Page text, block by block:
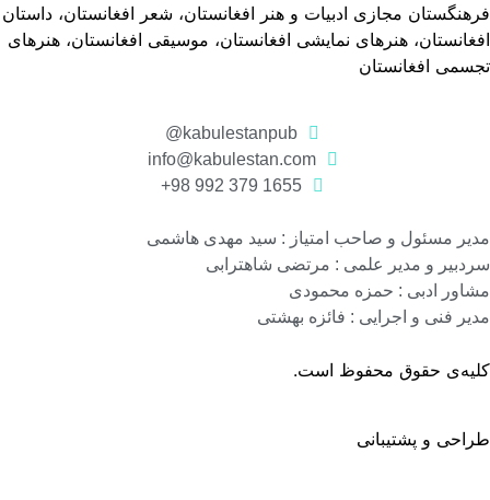
مجازی ادبیات و هنر افغانستان، شعر افغانستان، داستان
هنرهای نمایشی افغانستان، موسیقی افغانستان، هنرهای
افغانستان
kabulestanpub@
info@kabulestan.com
1655 379 992 98+
مسئول و صاحب امتیاز : سید مهدی هاشمی
و مدیر علمی : مرتضی شاهترابی
ادبی : حمزه محمودی
فنی و اجرایی : فائزه بهشتی
حقوق محفوظ است.
و پشتیبانی گروه نرم افزاری رسانه